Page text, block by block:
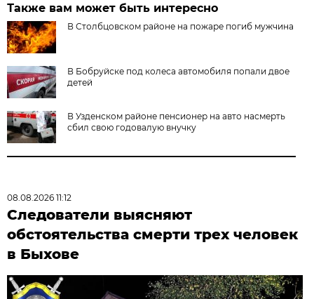
Также вам может быть интересно
В Столбцовском районе на пожаре погиб мужчина
В Бобруйске под колеса автомобиля попали двое
детей
В Узденском районе пенсионер на авто насмерть
сбил свою годовалую внучку
08.08.2026 11:12
Следователи выясняют
обстоятельства смерти трех человек
в Быхове